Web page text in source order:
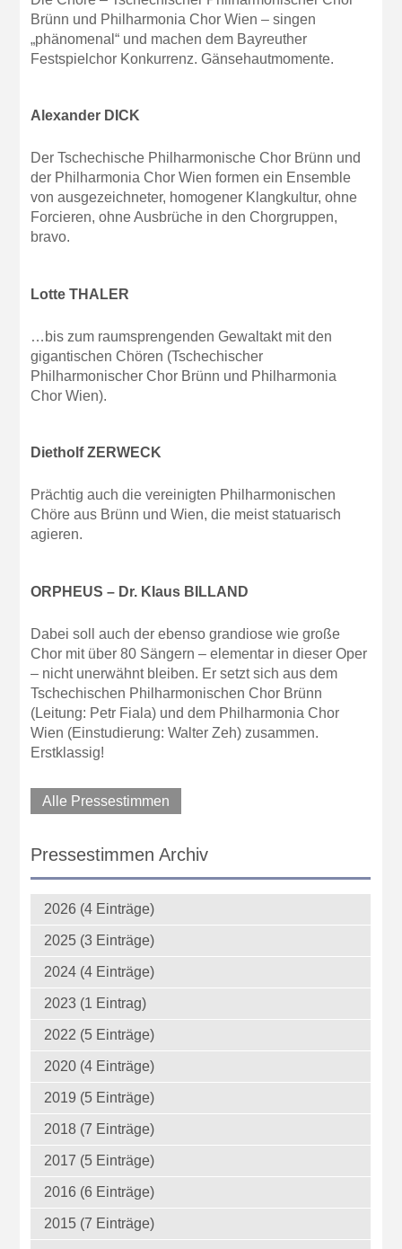
Brünn und Philharmonia Chor Wien – singen
„phänomenal“ und machen dem Bayreuther
Festspielchor Konkurrenz. Gänsehautmomente.
Alexander DICK
Der Tschechische Philharmonische Chor Brünn und
der Philharmonia Chor Wien formen ein Ensemble
von ausgezeichneter, homogener Klangkultur, ohne
Forcieren, ohne Ausbrüche in den Chorgruppen,
bravo.
Lotte THALER
…bis zum raumsprengenden Gewaltakt mit den
gigantischen Chören (Tschechischer
Philharmonischer Chor Brünn und Philharmonia
Chor Wien).
Dietholf ZERWECK
Prächtig auch die vereinigten Philharmonischen
Chöre aus Brünn und Wien, die meist statuarisch
agieren.
ORPHEUS – Dr. Klaus BILLAND
Dabei soll auch der ebenso grandiose wie große
Chor mit über 80 Sängern – elementar in dieser Oper
– nicht unerwähnt bleiben. Er setzt sich aus dem
Tschechischen Philharmonischen Chor Brünn
(Leitung: Petr Fiala) und dem Philharmonia Chor
Wien (Einstudierung: Walter Zeh) zusammen.
Erstklassig!
Alle Pressestimmen
Pressestimmen Archiv
2026 (4 Einträge)
2025 (3 Einträge)
2024 (4 Einträge)
2023 (1 Eintrag)
2022 (5 Einträge)
2020 (4 Einträge)
2019 (5 Einträge)
2018 (7 Einträge)
2017 (5 Einträge)
2016 (6 Einträge)
2015 (7 Einträge)